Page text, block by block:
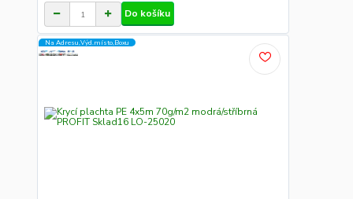
Do košíku
Na Adresu,Výd.místo,Boxu